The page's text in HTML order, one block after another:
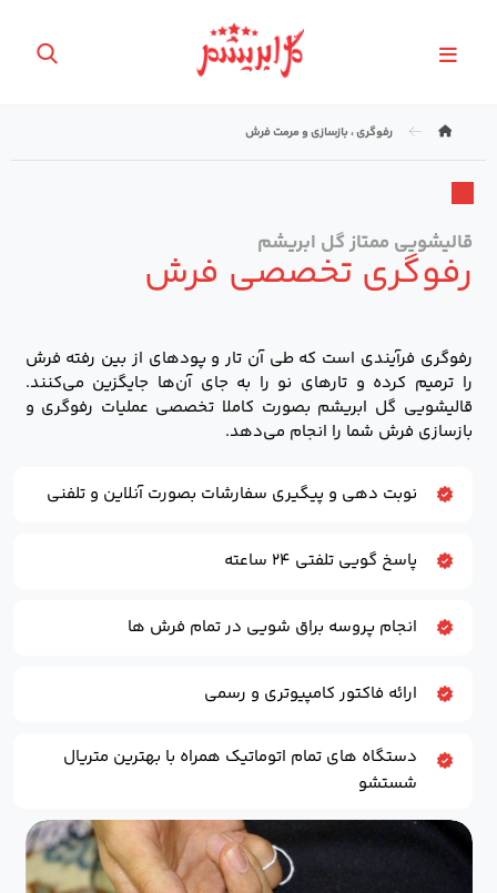
رفوگری ، بازسازی و مرمت فرش
قالیشویی ممتاز گل ابریشم
رفوگری تخصصی فرش
رفوگری فرآیندی است که طی آن تار و پودهای از بین رفته فرش
را ترمیم کرده و تارهای نو را به جای آن‌ها جایگزین می‌کنند.
قالیشویی گل ابریشم بصورت کاملا تخصصی عملیات رفوگری و
بازسازی فرش شما را انجام می‌دهد.
نوبت دهی و پیگیری سفارشات بصورت آنلاین و تلفنی
پاسخ گویی تلفتی ۲۴ ساعته
انجام پروسه براق شویی در تمام فرش ها
ارائه فاکتور کامپیوتری و رسمی
دستگاه های تمام اتوماتیک همراه با بهترین متریال
شستشو